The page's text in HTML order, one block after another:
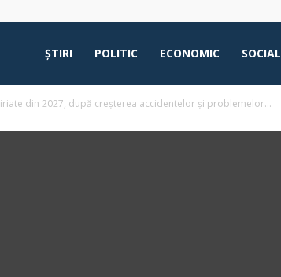
ŞTIRI POLITIC ECONOMIC SOCIAL
din 2027, după creșterea accidentelor și problemelor...